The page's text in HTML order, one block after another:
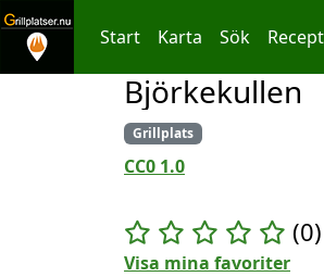
Hoppa till innehållet
Start Karta Sök Recept
Björkekullen
Grillplats
CC0 1.0
(0)
Visa mina favoriter